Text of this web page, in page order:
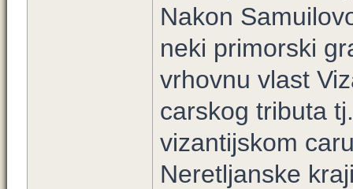
Nakon
neki primorski
vrhovnu vlast
carskog tributa
vizantijskom
Neretljanske